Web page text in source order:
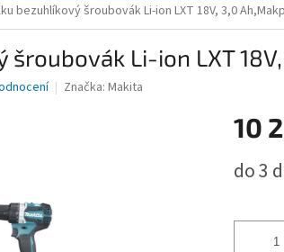
bezuhlíkový šroubovák Li-ion LXT 18V, 3,0
Li-ion LXT
Značka: Makita
10
cena:
do 3